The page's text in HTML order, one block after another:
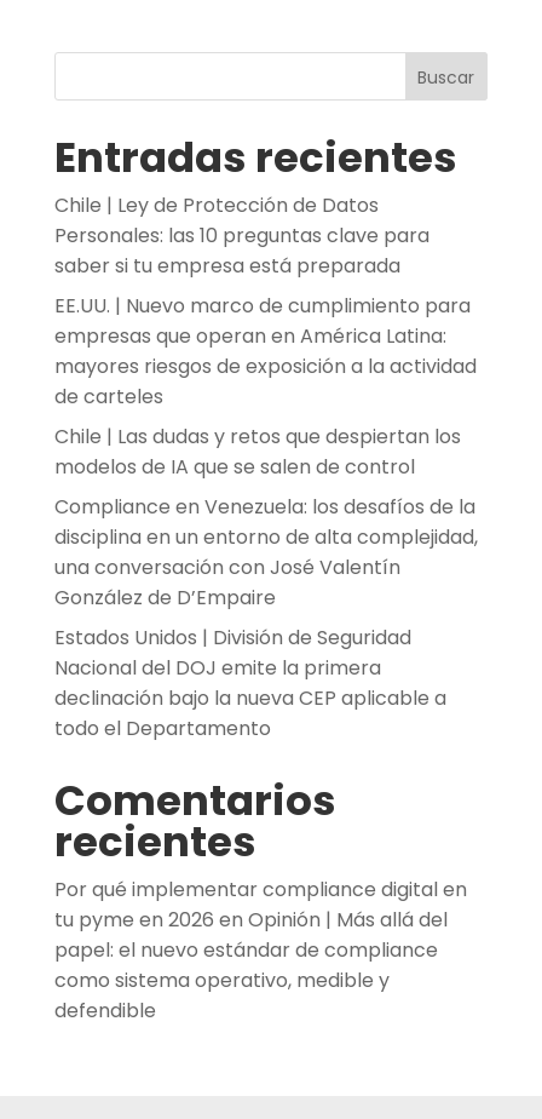
Buscar
Entradas recientes
Chile | Ley de Protección de Datos
Personales: las 10 preguntas clave para
saber si tu empresa está preparada
EE.UU. | Nuevo marco de cumplimiento para
empresas que operan en América Latina:
mayores riesgos de exposición a la actividad
de carteles
Chile | Las dudas y retos que despiertan los
modelos de IA que se salen de control
Compliance en Venezuela: los desafíos de la
disciplina en un entorno de alta complejidad,
una conversación con José Valentín
González de D’Empaire
Estados Unidos | División de Seguridad
Nacional del DOJ emite la primera
declinación bajo la nueva CEP aplicable a
todo el Departamento
Comentarios
recientes
Por qué implementar compliance digital en
tu pyme en 2026 en Opinión | Más allá del
papel: el nuevo estándar de compliance
como sistema operativo, medible y
defendible